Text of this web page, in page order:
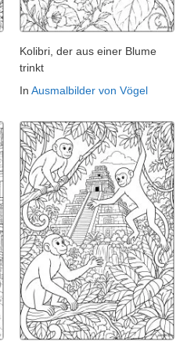
Kolibri, der aus einer Blume
trinkt
In Ausmalbilder von Vögel